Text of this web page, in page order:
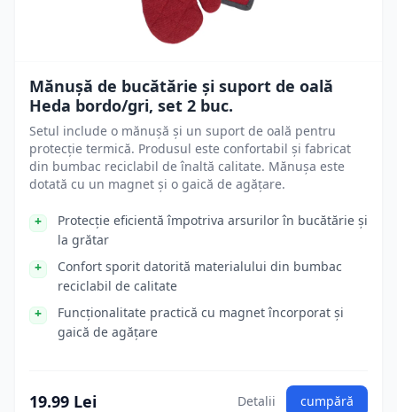
Mănușă de bucătărie și suport de oală
Heda bordo/gri, set 2 buc.
Setul include o mănușă și un suport de oală pentru
protecție termică. Produsul este confortabil și fabricat
din bumbac reciclabil de înaltă calitate. Mănușa este
dotată cu un magnet și o gaică de agățare.
Protecție eficientă împotriva arsurilor în bucătărie și
la grătar
Confort sporit datorită materialului din bumbac
reciclabil de calitate
Funcționalitate practică cu magnet încorporat și
gaică de agățare
19.99 Lei Detalii cumpără